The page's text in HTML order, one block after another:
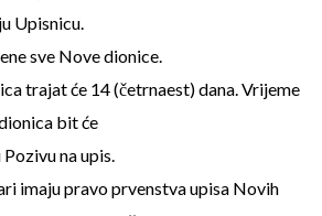
Upisnicu.
sve Nove dionice.
trajat će 14 (četrnaest) dana. Vrijeme
bit će
na upis.
imaju pravo prvenstva upisa Novih